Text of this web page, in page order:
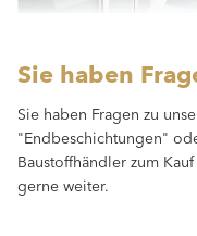
Sie haben
Sie haben Fragen zu
"Endbeschichtungen"
Baustoffhändler zum
gerne weiter.